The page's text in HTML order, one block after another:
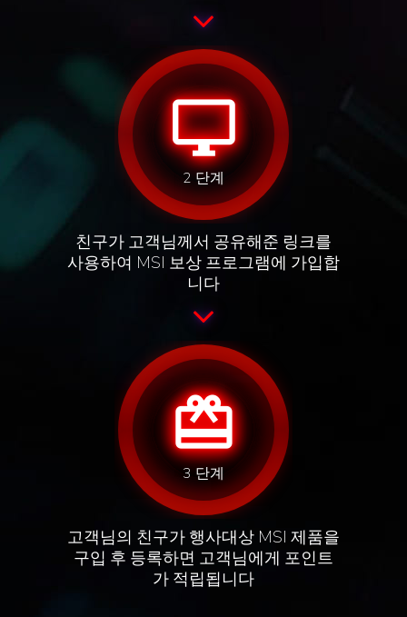
desktop_windows
2 단계
친구가 고객님께서 공유해준 링크를
사용하여 MSI 보상 프로그램에 가입합
니다
card_giftcard
3 단계
고객님의 친구가 행사대상 MSI 제품을
구입 후 등록하면 고객님에게 포인트
가 적립됩니다